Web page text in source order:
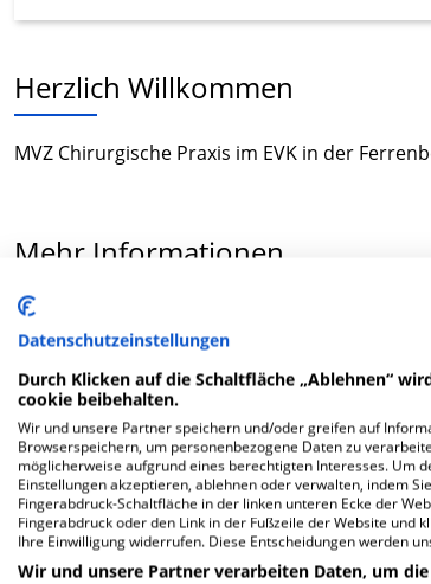
Herzlich Willkommen
MVZ Chirurgische Praxis im EVK in der
Mehr Informationen
FAQ
Hier ﬁnden Sie häuﬁg gestellte Fragen zu dieser
Wie lautet die Adresse von MVZ
Ferrenbergstr. 24
51465 Bergisch Gladbach
Datenschutzeinstellungen
Durch Klicken auf die Schaltfläche „Ablehnen“
cookie beibehalten.
Wir und unsere Partner speichern und/oder greifen auf
Browserspeichern, um personenbezogene Daten zu
möglicherweise aufgrund eines berechtigten Interesses. Um
Einstellungen akzeptieren, ablehnen oder verwalten, indem
Fingerabdruck-Schaltfläche in der linken unteren Ecke der
Fingerabdruck oder den Link in der Fußzeile der Website und
Ihre Einwilligung widerrufen. Diese Entscheidungen werden
Wir und unsere Partner verarbeiten Daten, um